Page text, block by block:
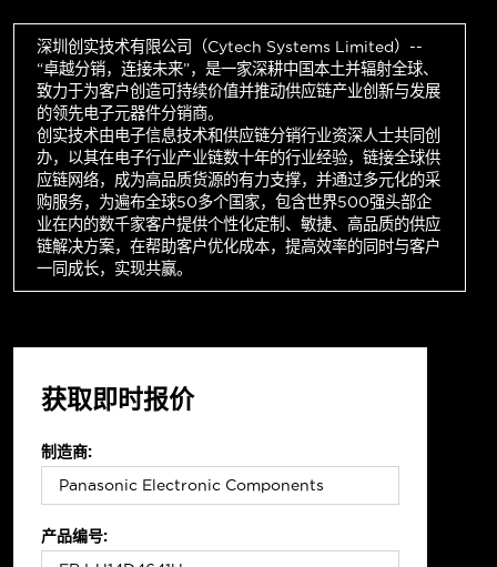
深圳创实技术有限公司（Cytech Systems Limited）--
“卓越分销，连接未来”，是一家深耕中国本土并辐射全球、
致力于为客户创造可持续价值并推动供应链产业创新与发展
的领先电子元器件分销商。
创实技术由电子信息技术和供应链分销行业资深人士共同创
办，以其在电子行业产业链数十年的行业经验，链接全球供
应链网络，成为高品质货源的有力支撑，并通过多元化的采
购服务，为遍布全球50多个国家，包含世界500强头部企
业在内的数千家客户提供个性化定制、敏捷、高品质的供应
链解决方案，在帮助客户优化成本，提高效率的同时与客户
一同成长，实现共赢。
获取即时报价
制造商:
产品编号: